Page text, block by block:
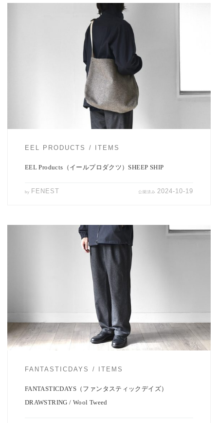
季節の変わり目、秋冬向けにバッグを新調したいななんて考えてる方
に、 こちらEEL Productsの […]
EEL PRODUCTS ITEMS
EEL Products（イールプロダクツ）SHEEP SHIP
by FENEST 公開済み2024-10-19
FANTASTICDAYSよりウールイージーパンツ「DRAWSTRING」のご
FANTASTICDAYS ITEMS
FANTASTICDAYS（ファンタスティックデイズ）
DRAWSTRING / Wool Tweed